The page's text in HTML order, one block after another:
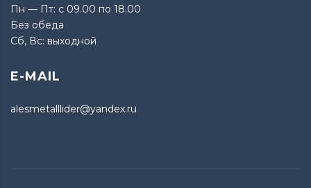
Пн — Пт: с 09.00 по 18.00
Без обеда
Сб, Вс: выходной
E-MAIL
alesmetalllider@yandex.ru